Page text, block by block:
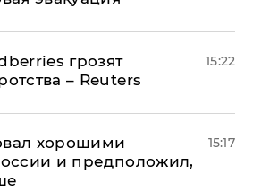
грозят
– Reuters
15:22
хорошими
и предположил,
15:17